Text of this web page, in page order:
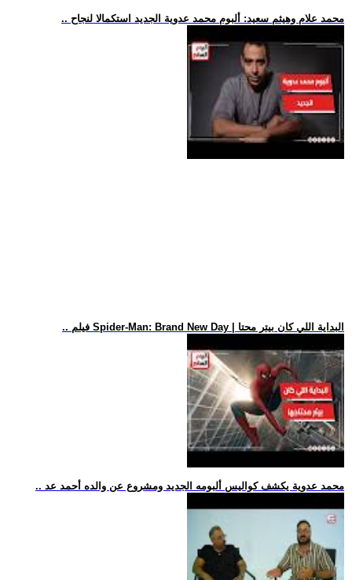
.. محمد علام وهيثم سعيد: ألبوم محمد عدوية الجديد استكمالا لنجاح
.. فيلم Spider-Man: Brand New Day | البداية اللي كان بيتر محتا
.. محمد عدوية يكشف كواليس ألبومه الجديد ومشروع عن والده أحمد عد